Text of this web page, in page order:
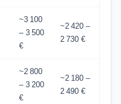
~3 100
– 3 500
€
~2 420 –
2 730 €
~2 800
– 3 200
€
~2 180 –
2 490 €